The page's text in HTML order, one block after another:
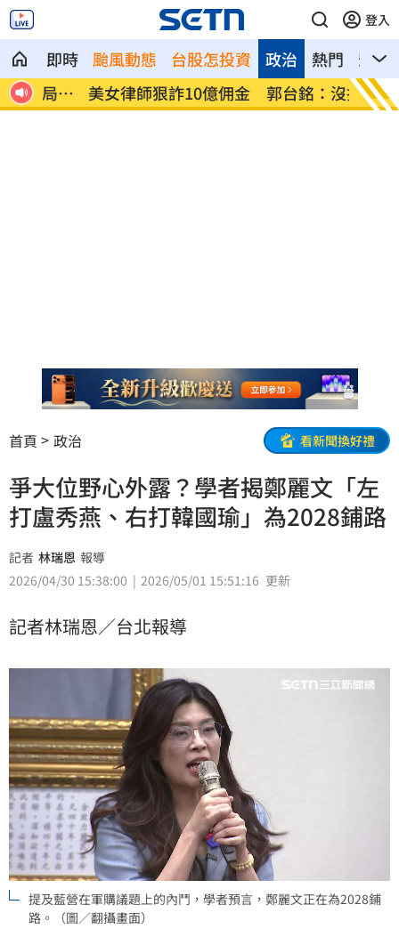
登入
即時 颱風動態 台股怎投資 熱門 影音
政治
回
美女律師狠詐10億佣金 郭台銘：沒找仲
介
屏東
金
首頁 政治 看新聞換好禮
爭大位野心外露？學者揭鄭麗文「左
打盧秀燕、右打韓國瑜」為2028鋪路
記者 林瑞恩 報導
2026/04/30 15:38:00
2026/05/01 15:51:16 更新
記者林瑞恩／台北報導
提及藍營在軍購議題上的內鬥，學者預言，鄭麗文正在為2028鋪
路。（圖／翻攝畫面）